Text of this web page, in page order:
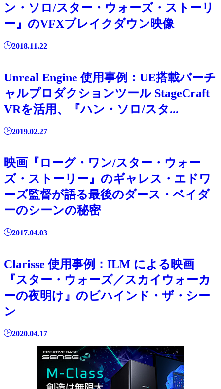
ン・ソロ/スター・ウォーズ・ストーリ
ー』のVFXブレイクダウン映像
2018.11.22
Unreal Engine 使用事例：UE搭載バーチ
ャルプロダクションツール StageCraft
VRを活用、『ハン・ソロ/スタ...
2019.02.27
映画『ローグ・ワン/スター・ウォー
ズ・ストーリー』のギャレス・エドワ
ーズ監督が語る最後のダース・ベイダ
ーのシーンの秘密
2017.04.03
Clarisse 使用事例：ILM による映画
『スター・ウォーズ／スカイウォーカ
ーの夜明け』のビハインド・ザ・シー
ン
2020.04.17